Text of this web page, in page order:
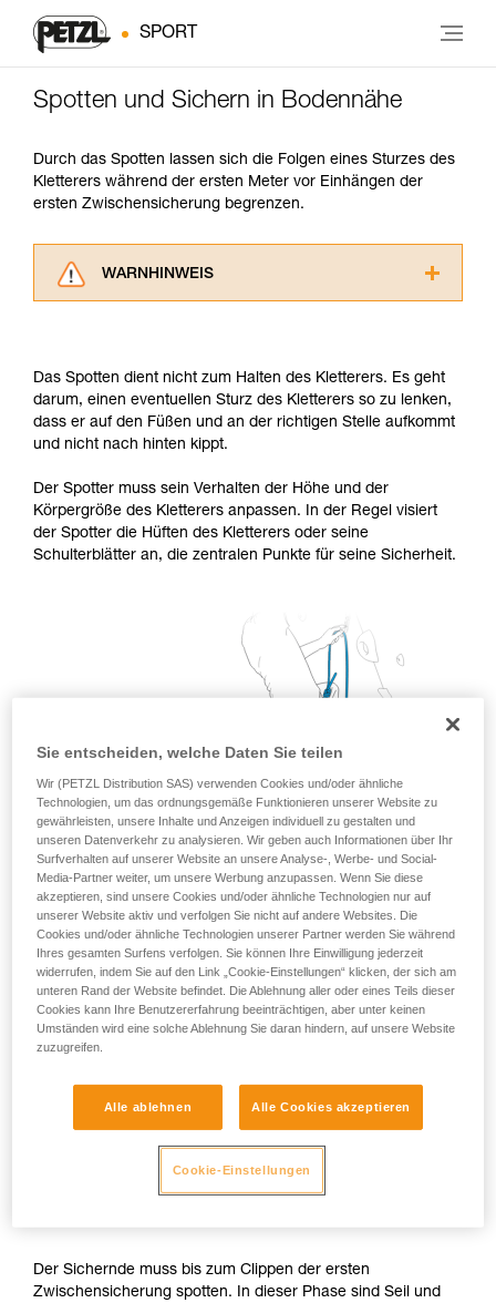
SPORT
Spotten und Sichern in Bodennähe
Durch das Spotten lassen sich die Folgen eines Sturzes des
Kletterers während der ersten Meter vor Einhängen der
ersten Zwischensicherung begrenzen.
WARNHINWEIS
ziehen. Um diese Zusatzinformationen
verstehen zu können, müssen Sie zuerst die in
der Gebrauchsanweisung enthaltenen
Informationen richtig verstanden haben.
entsprechende Ausbildung und ein spezielles
Training voraus. Prüfen Sie zusammen mit
einem Profi, ob Sie in der Lage sind, den
Vorgang alleine sicher zu wiederholen, bevor
verbundenen Techniken. Möglicherweise gibt es
noch andere Techniken, die hier nicht
beschrieben werden.
Das Spotten dient nicht zum Halten des Kletterers. Es geht
darum, einen eventuellen Sturz des Kletterers so zu lenken,
dass er auf den Füßen und an der richtigen Stelle aufkommt
und nicht nach hinten kippt.
Der Spotter muss sein Verhalten der Höhe und der
Körpergröße des Kletterers anpassen. In der Regel visiert
der Spotter die Hüften des Kletterers oder seine
Schulterblätter an, die zentralen Punkte für seine Sicherheit.
Der Sichernde muss bis zum Clippen der ersten
Zwischensicherung spotten. In dieser Phase sind Seil und
Sie entscheiden, welche Daten Sie teilen
Wir (PETZL Distribution SAS) verwenden Cookies und/oder ähnliche
Technologien, um das ordnungsgemäße Funktionieren unserer Website zu
gewährleisten, unsere Inhalte und Anzeigen individuell zu gestalten und
unseren Datenverkehr zu analysieren. Wir geben auch Informationen über Ihr
Surfverhalten auf unserer Website an unsere Analyse-, Werbe- und Social-
Media-Partner weiter, um unsere Werbung anzupassen. Wenn Sie diese
akzeptieren, sind unsere Cookies und/oder ähnliche Technologien nur auf
unserer Website aktiv und verfolgen Sie nicht auf andere Websites. Die
Cookies und/oder ähnliche Technologien unserer Partner werden Sie während
Ihres gesamten Surfens verfolgen. Sie können Ihre Einwilligung jederzeit
widerrufen, indem Sie auf den Link „Cookie-Einstellungen“ klicken, der sich am
unteren Rand der Website befindet. Die Ablehnung aller oder eines Teils dieser
Cookies kann Ihre Benutzererfahrung beeinträchtigen, aber unter keinen
Umständen wird eine solche Ablehnung Sie daran hindern, auf unsere Website
zuzugreifen.
Alle ablehnen Alle Cookies akzeptieren
Cookie-Einstellungen